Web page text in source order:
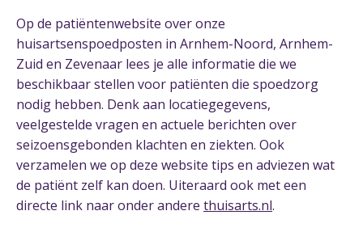
Op de patiëntenwebsite over onze
huisartsenspoedposten in Arnhem-Noord, Arnhem-
Zuid en Zevenaar lees je alle informatie die we
beschikbaar stellen voor patiënten die spoedzorg
nodig hebben. Denk aan locatiegegevens,
veelgestelde vragen en actuele berichten over
seizoensgebonden klachten en ziekten. Ook
verzamelen we op deze website tips en adviezen wat
de patiënt zelf kan doen. Uiteraard ook met een
directe link naar onder andere thuisarts.nl.